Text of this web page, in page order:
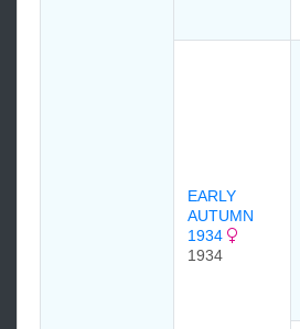
EARLY
AUTUMN
1934
1934